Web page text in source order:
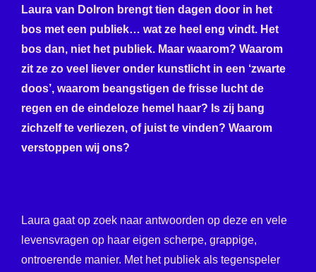
Laura van Dolron brengt tien dagen door in het
bos met een publiek… wat ze heel eng vindt. Het
bos dan, niet het publiek. Maar waarom? Waarom
zit ze zo veel liever onder kunstlicht in een ‘zwarte
doos’, waarom beangstigen de frisse lucht de
regen en de eindeloze hemel haar? Is zij bang
zichzelf te verliezen, of juist te vinden? Waarom
verstoppen wij ons?
Laura gaat op zoek naar antwoorden op deze en vele
levensvragen op haar eigen scherpe, grappige,
ontroerende manier. Met het publiek als tegenspeler